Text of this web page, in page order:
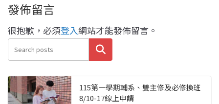
發佈留言
很抱歉，必須登入網站才能發佈留言。
搜尋
115第一學期輔系、雙主修及必修換班
8/10-17線上申請